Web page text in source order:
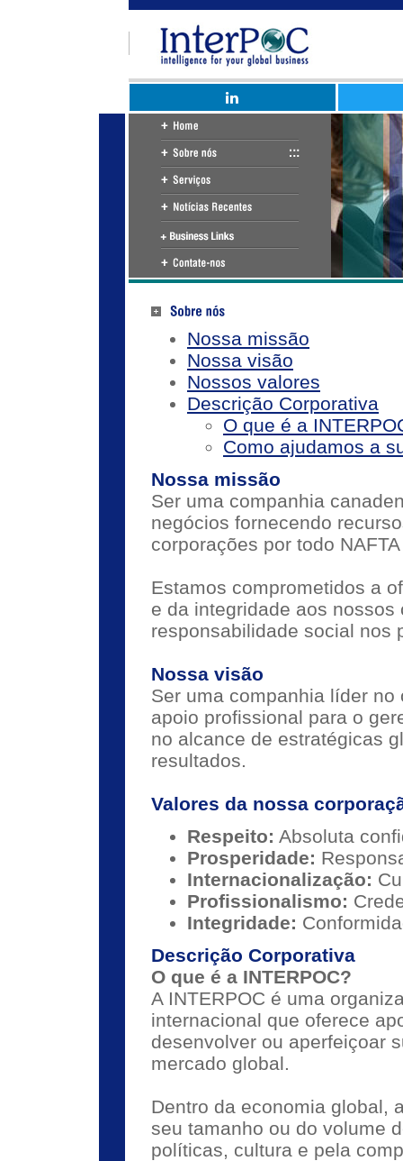
Nossa missão
Nossa visão
Nossos valores
Descrição Corporativa
O que é a
Como ajudamos a
Nossa missão
Ser uma companhia
negócios fornecendo
corporações por todo
Estamos comprometidos a
e da integridade aos
responsabilidade social nos
Nossa visão
Ser uma companhia líder
apoio profissional para o
no alcance de estratégicas
resultados.
Valores da nossa
Respeito: Absoluta
Prosperidade:
Internacionalização:
Profissionalismo:
Integridade:
Descrição Corporativa
O que é a INTERPOC?
A INTERPOC é uma
internacional que oferece
desenvolver ou aperfeiçoar
mercado global.
Dentro da economia global,
seu tamanho ou do volume
políticas, cultura e pela